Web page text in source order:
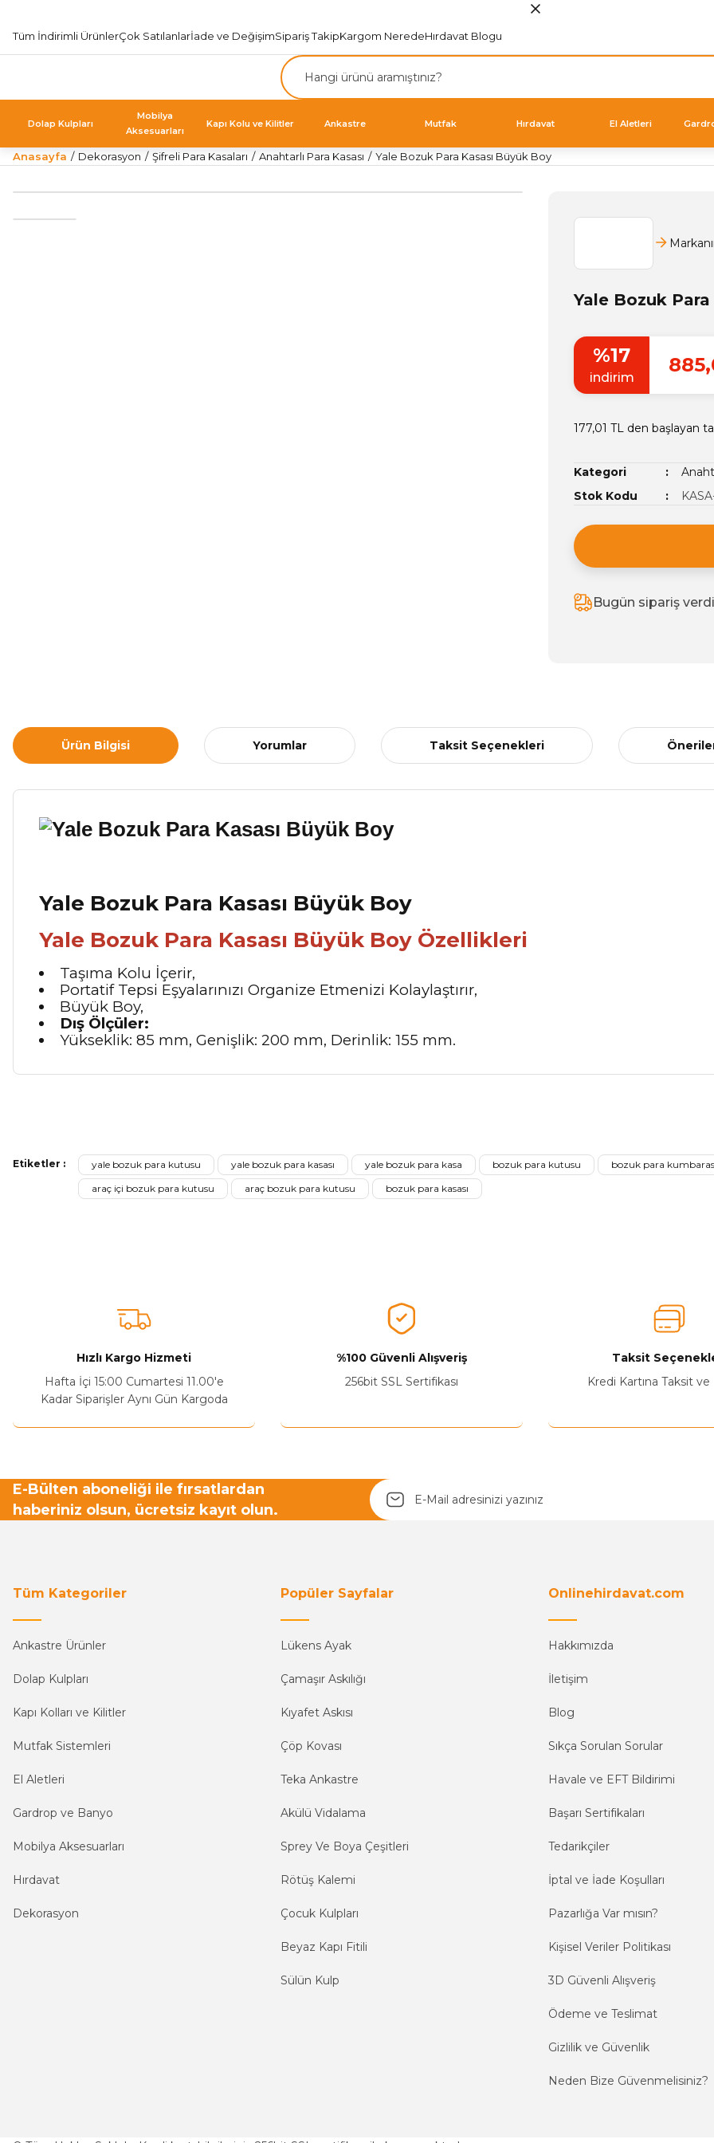
Tüm İndirimli ÜrünlerÇok Satılanlarİade ve DeğişimSipariş TakipKargom NeredeHırdavat Blogu
Dolap Kulpları
Mobilya
Aksesuarları
Kapı Kolu ve Kilitler Ankastre Mutfak Hırdavat El Aletleri
Anasayfa Dekorasyon Şifreli Para Kasaları Anahtarlı Para Kasası Yale Bozuk Para Kasası Büyük Boy
Yale Bozuk
%17
indirim
177,01 TL den başlayan
Kategori
Stok Kodu
Bugün sipariş
Ürün Bilgisi Yorumlar Taksit Seçenekleri
Yale Bozuk Para Kasası Büyük Boy
Yale Bozuk Para Kasası Büyük Boy Özellikleri
Taşıma Kolu İçerir,
Portatif Tepsi Eşyalarınızı Organize Etmenizi Kolaylaştırır,
Büyük Boy,
Dış Ölçüler:
Yükseklik: 85 mm, Genişlik: 200 mm, Derinlik: 155 mm.
Ürünü Değerlendir
Ürün resmi kalitesiz, bozuk veya görüntülenemiyor.
Ürün açıklamasında eksik bilgiler bulunuyor.
Etiketler : yale bozuk para kutusu yale bozuk para kasası yale bozuk para kasa bozuk para kutusu bozuk para
araç içi bozuk para kutusu
araç bozuk para kutusu bozuk para kasası
Hızlı Kargo Hizmeti
Hafta İçi 15:00 Cumartesi 11.00'e
Kadar Siparişler Aynı Gün Kargoda
%100 Güvenli Alışveriş
256bit SSL Sertifikası
Taksit
Kredi Kartına Taksit ve
E-Bülten aboneliği ile fırsatlardan
haberiniz olsun, ücretsiz kayıt olun.
Tüm Kategoriler
Ankastre Ürünler
Dolap Kulpları
Kapı Kolları ve Kilitler
Mutfak Sistemleri
El Aletleri
Gardrop ve Banyo
Mobilya Aksesuarları
Hırdavat
Dekorasyon
Popüler Sayfalar
Lükens Ayak
Çamaşır Askılığı
Kıyafet Askısı
Çöp Kovası
Teka Ankastre
Akülü Vidalama
Sprey Ve Boya Çeşitleri
Rötüş Kalemi
Çocuk Kulpları
Beyaz Kapı Fitili
Sülün Kulp
Onlinehirdavat.com
Hakkımızda
İletişim
Blog
Sıkça Sorulan Sorular
Havale ve EFT Bildirimi
Başarı Sertifikaları
Tedarikçiler
İptal ve İade Koşulları
Pazarlığa Var mısın?
Kişisel Veriler Politikası
3D Güvenli Alışveriş
Ödeme ve Teslimat
Gizlilik ve Güvenlik
Neden Bize Güvenmelisiniz?